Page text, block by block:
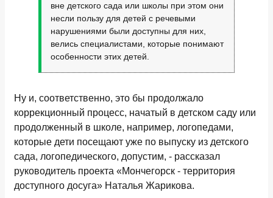
вне детского сада или школы при этом они
несли пользу для детей с речевыми
нарушениями были доступны для них,
велись специалистами, которые понимают
особенности этих детей.
Ну и, соответственно, это бы продолжало
коррекционный процесс, начатый в детском саду или
продолженный в школе, например, логопедами,
которые дети посещают уже по выпуску из детского
сада, логопедического, допустим, - рассказал
руководитель проекта «Мончегорск - территория
доступного досуга» Наталья Жарикова.